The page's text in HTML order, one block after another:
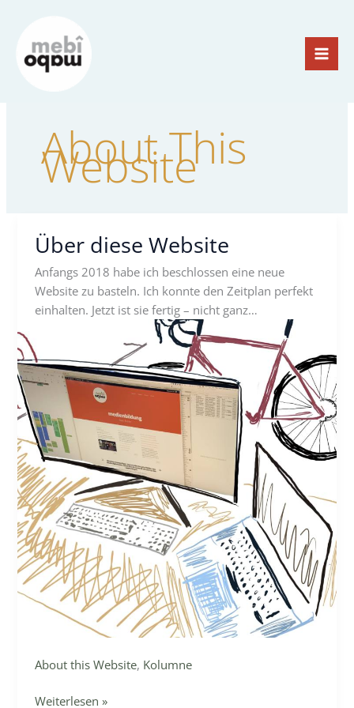
springen
About This
Website
Über diese Website
Anfangs 2018 habe ich beschlossen eine neue
Website zu basteln. Ich konnte den Zeitplan perfekt
einhalten. Jetzt ist sie fertig – nicht ganz…
About this Website, Kolumne
Über
Weiterlesen »